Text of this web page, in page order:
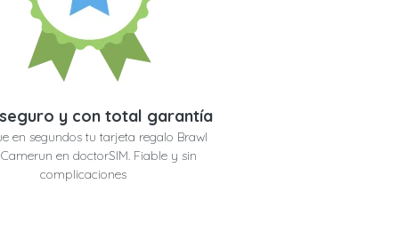
y con total garantía
en segundos tu tarjeta regalo Brawl
en doctorSIM. Fiable y sin
complicaciones